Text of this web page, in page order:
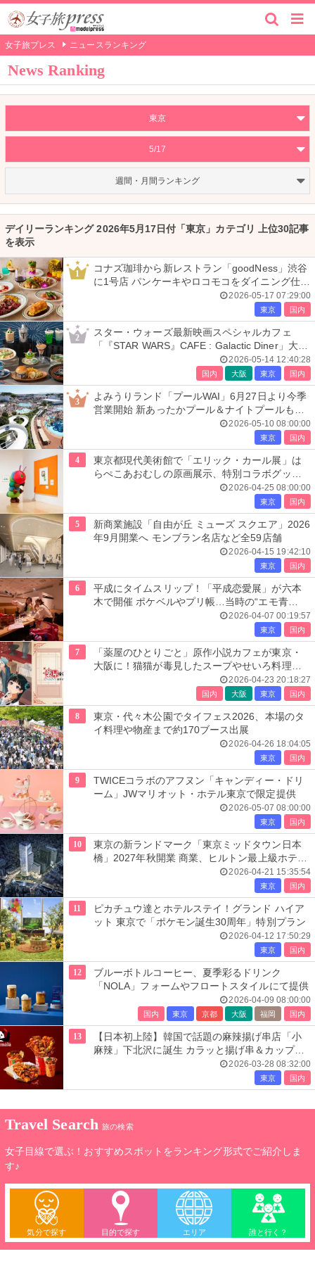
女子旅プレス ニュースランキング
News Ranking
東京
5/17
週間・月間ランキング
デイリーランキング 2026年5月17日付「東京」カテゴリ 上位30記事
を表示
1
コナズ珈琲から新レストラン「goodNess」渋谷
に1号店 パンケーキやロコモコをダイニング仕様
2026-05-17 07:29:00
東京 国内
2
スター・ウォーズ最新映画スペシャルカフェ
「『STAR WARS』CAFE : Galactic Diner」大
2026-05-14 12:40:28
国内 大阪 東京 国内
3
よみうりランド「プールWAI」6月27日より今季
営業開始 新あったかプール＆ナイトプールも開
2026-05-10 08:00:00
東京 国内
4
東京都現代美術館で「エリック・カール展」は
らぺこあおむしの原画展示、特別コラボグッズ
2026-04-25 08:00:00
東京 国内
5
新商業施設「自由が丘 ミューズ スクエア」2026
年9月開業へ モンブラン名店など全59店舗
2026-04-15 19:42:10
東京 国内
6
平成にタイムスリップ！「平成恋愛展」が六本
木で開催 ポケベルやプリ帳…当時の“エモ青
2026-04-07 00:19:57
東京 国内
7
「薬屋のひとりごと」原作小説カフェが東京・
大阪に！猫猫が毒見したスープやせいろ料理な
2026-04-23 20:18:27
国内 大阪 東京 国内
8
東京・代々木公園でタイフェス2026、本場のタ
イ料理や物産まで約170ブース出展
2026-04-26 18:04:05
東京 国内
9
TWICEコラボのアフヌン「キャンディー・ドリ
ーム」JWマリオット・ホテル東京で限定提供
2026-05-07 08:00:00
東京 国内
10
東京の新ランドマーク「東京ミッドタウン日本
橋」2027年秋開業 商業、ヒルトン最上級ホテル
2026-04-21 15:35:54
東京 国内
11
ピカチュウ達とホテルステイ！グランド ハイア
ット 東京で「ポケモン誕生30周年」特別プラン
2026-04-12 17:50:29
東京 国内
12
ブルーボトルコーヒー、夏季彩るドリンク
「NOLA」フォームやフロートスタイルにて提供
2026-04-09 08:00:00
国内 東京 京都 大阪 福岡 国内
13
【日本初上陸】韓国で話題の麻辣揚げ串店「小
麻辣」下北沢に誕生 カラッと揚げ串＆カップ麻
2026-03-28 08:32:00
東京 国内
Travel Search 旅の検索
女子目線で選ぶ！おすすめスポットをランキング形式でご紹介しま
す♪
気分で探す 目的で探す エリア 誰と行く？